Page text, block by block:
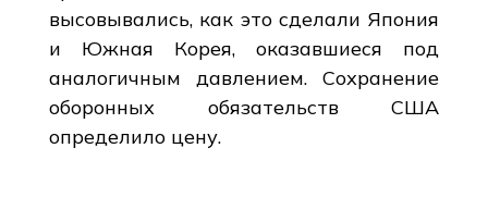
высовывались, как это сделали Япония
и Южная Корея, оказавшиеся под
аналогичным давлением. Сохранение
оборонных обязательств США
определило цену.